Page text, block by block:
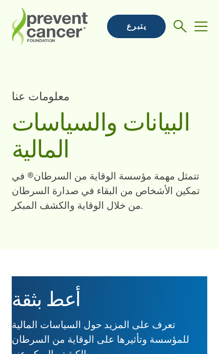
يتبرع
معلومات عنا
البيانات والسياسات
المالية
تتمثل مهمة مؤسسة الوقاية من السرطان® في
تمكين الأشخاص من البقاء في صدارة السرطان
من خلال الوقاية والكشف المبكر.
أعط بثقة
تعرف على المزيد حول السياسات المالية
للمؤسسة وتأثيرها على الوقاية من السرطان